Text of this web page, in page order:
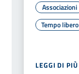
Associazioni
Tempo libero
LEGGI DI PIÙ